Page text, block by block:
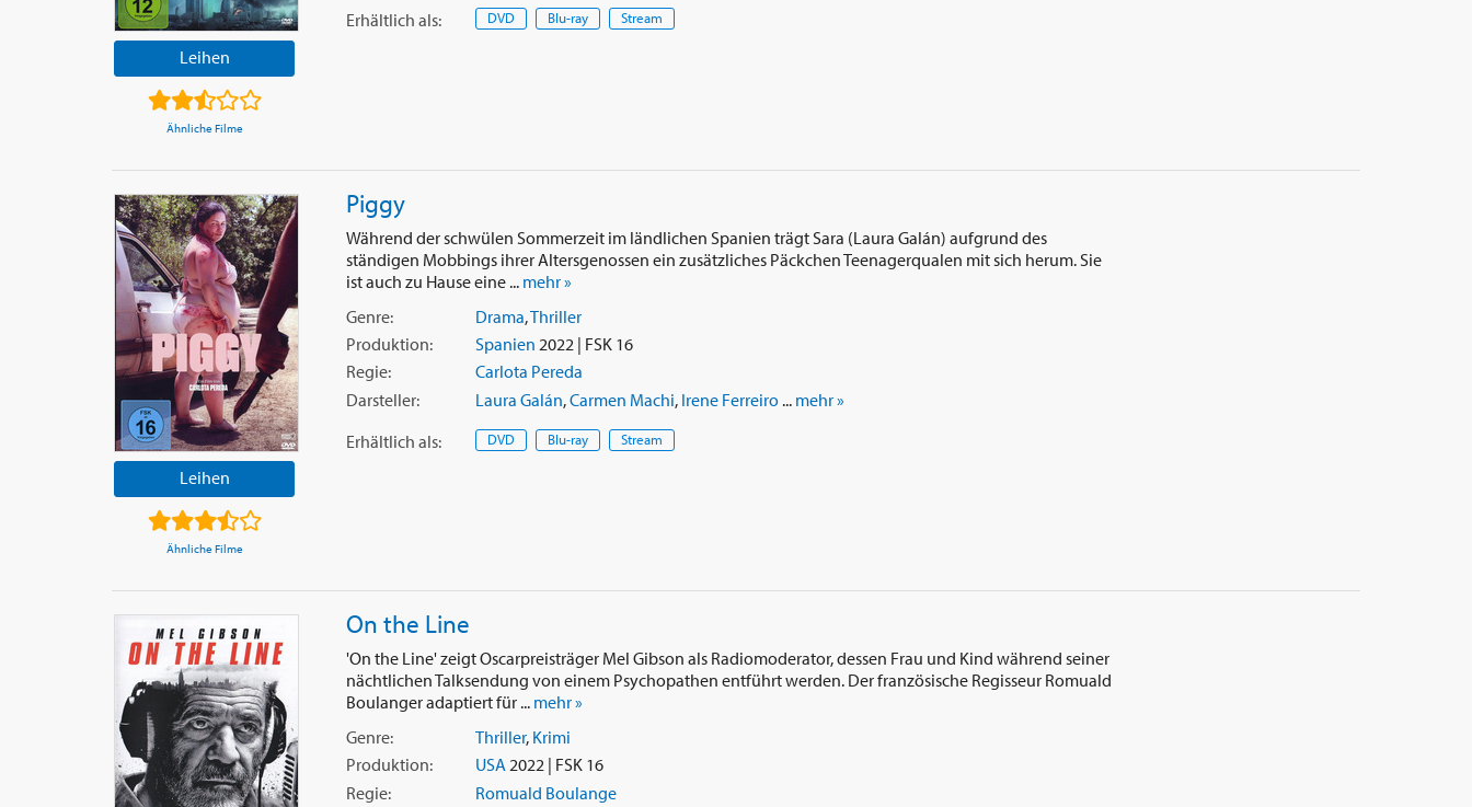
Leihen
Ähnliche Filme
Erhältlich als: DVD Blu-ray Stream
Leihen
Ähnliche Filme
Piggy
Während der schwülen Sommerzeit im ländlichen Spanien trägt Sara (Laura Galán) aufgrund des
ständigen Mobbings ihrer Altersgenossen ein zusätzliches Päckchen Teenagerqualen mit sich herum. Sie
ist auch zu Hause eine ... mehr »
Genre:
Drama,Thriller
Produktion:
Spanien 2022 | FSK 16
Regie:
Carlota Pereda
Darsteller:
Laura Galán,Carmen Machi, Irene Ferreiro... mehr »
Erhältlich als: DVD Blu-ray Stream
On the Line
'On the Line' zeigt Oscarpreisträger Mel Gibson als Radiomoderator, dessen Frau und Kind während seiner
nächtlichen Talksendung von einem Psychopathen entführt werden. Der französische Regisseur Romuald
Boulanger adaptiert für ... mehr »
Genre:
Thriller, Krimi
Produktion:
USA2022 | FSK 16
Regie:
Romuald Boulange